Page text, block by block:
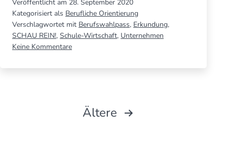
in
Dresd­
ner
Unter­
Veröffentlicht am 28. September 2020
Kategorisiert als Berufliche Orientierung
Verschlagwortet mit Berufswahlpass, Erkundung,
SCHAU REIN!, Schule-Wirtschaft, Unternehmen
Keine Kommentarezu
REIN!
Unter­
Seitennummerierung
Ältere